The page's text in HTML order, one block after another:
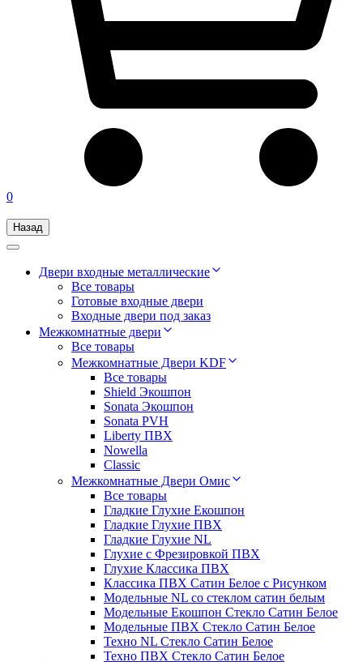
0
Назад
Двери входные металлические
Все товары
Готовые входные двери
Входные двери под заказ
Межкомнатные двери
Все товары
Межкомнатные Двери KDF
Все товары
Shield Экошпон
Sonata Экошпон
Sonata PVH
Liberty ПВХ
Nowella
Classic
Межкомнатные Двери Омис
Все товары
Гладкие Глухие Екошпон
Гладкие Глухие ПВХ
Гладкие Глухие NL
Глухие c Фрезировкой ПВХ
Глухие Классика ПВХ
Классика ПВХ Сатин Белое с Рисунком
Модельные NL со стеклом сатин белым
Модельные Екошпон Стекло Сатин Белое
Модельные ПВХ Стекло Сатин Белое
Техно NL Стекло Сатин Белое
Техно ПВХ Стекло Сатин Белое